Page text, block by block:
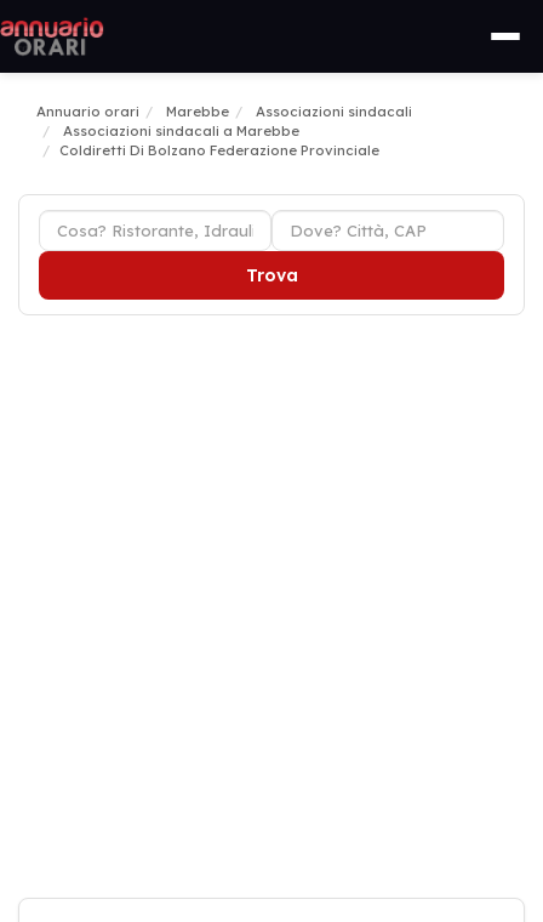
Annuario orari Marebbe
Associazioni sindacali
Associazioni sindacali a Marebbe
Coldiretti Di Bolzano Federazione Provinciale
Trova